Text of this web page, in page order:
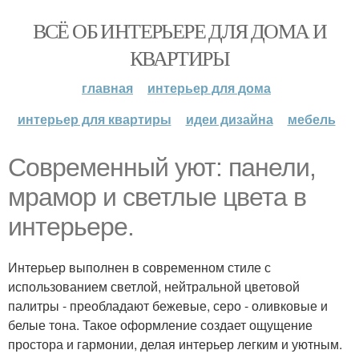
ВСЁ ОБ ИНТЕРЬЕРЕ ДЛЯ ДОМА И
КВАРТИРЫ
главная
интерьер для дома
интерьер для квартиры
идеи дизайна мебель
Современный уют: панели,
мрамор и светлые цвета в
интерьере.
Интерьер выполнен в современном стиле с
использованием светлой, нейтральной цветовой
палитры - преобладают бежевые, серо - оливковые и
белые тона. Такое оформление создает ощущение
простора и гармонии, делая интерьер легким и уютным.